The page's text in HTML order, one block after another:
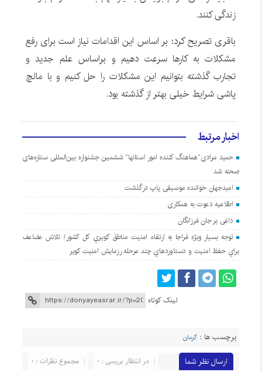
زندگی کنند.
باقری تصریح کرد: بر اساس این اقدامات نیاز است برای رفع
مشکلات به کارها سرعت دهیم و براساس علم جدید و
تجارب گذشته بتوانیم این مشکلات را حل کنیم و با مالچ
پاشی شرایط خیلی بهتر از گذشته بود.
اخبار مرتبط
حمید مرادی”هماهنگ کننده امور استانها” ششمین جشنواره بین‌المللی ستاره‌های
صحنه شد
امیدجهان خواننده موسیقی پاپ درگذشت
اطلاعیه دعوت به همکاری
داغی بر جان فرزانگان
توجه بسيار ويژه فراجا به ارتقاء امنيت مناطق کويري کل کشور/ تلاش مضاعف
براي حفظ امنيت و دستاوردهاي چند مرحله رزمايش امنيت کوير
لینک کوتاه
برچسب ها : کرمان
ارسال نظر شما مجموع نظرات : 0
در انتظار بررسی : 0